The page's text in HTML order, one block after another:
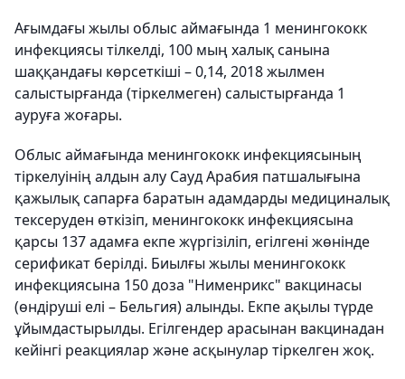
Ағымдағы жылы облыс аймағында 1 менингококк
инфекциясы тілкелді, 100 мың халық санына
шаққандағы көрсеткіші – 0,14, 2018 жылмен
салыстырғанда (тіркелмеген) салыстырғанда 1
ауруға жоғары.
Облыс аймағында менингококк инфекциясының
тіркелуінің алдын алу Сауд Арабия патшалығына
қажылық сапарға баратын адамдарды медициналық
тексеруден өткізіп, менингококк инфекциясына
қарсы 137 адамға екпе жүргізіліп, егілгені жөнінде
серификат берілді. Биылғы жылы менингококк
инфекциясына 150 доза "Нименрикс" вакцинасы
(өндіруші елі – Бельгия) алынды. Екпе ақылы түрде
ұйымдастырылды. Егілгендер арасынан вакцинадан
кейінгі реакциялар және асқынулар тіркелген жоқ.